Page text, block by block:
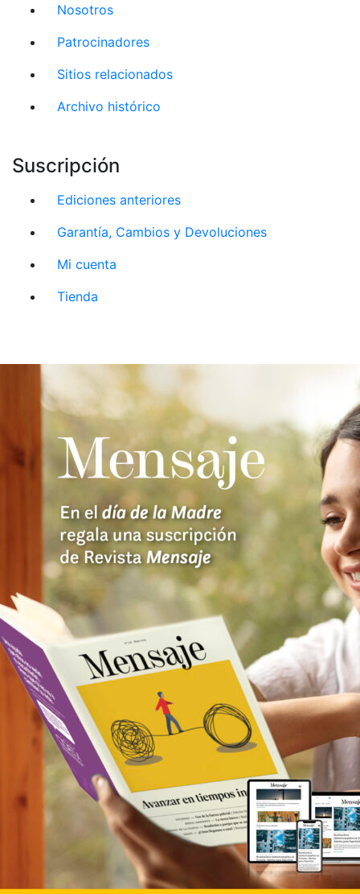
Nosotros
Patrocinadores
Sitios relacionados
Archivo histórico
Suscripción
Ediciones anteriores
Garantía, Cambios y Devoluciones
Mi cuenta
Tienda